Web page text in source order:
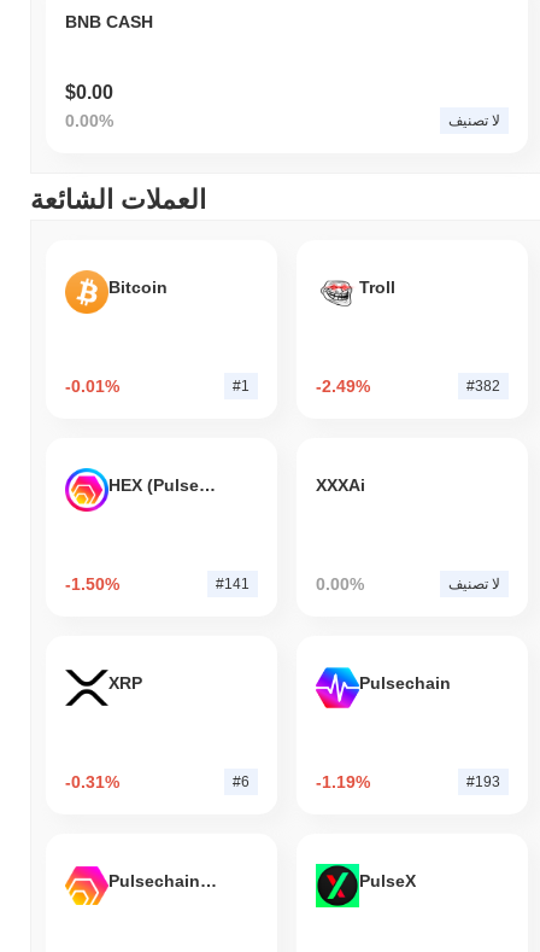
BNB CASH
$0.00
0.00% لا تصنيف
العملات الشائعة
Bitcoin
-0.01% #1
Troll
-2.49% #382
HEX (Pulsechain)
-1.50% #141
XXXAi
0.00% لا تصنيف
XRP
-0.31% #6
Pulsechain
-1.19% #193
Pulsechain Bridged HEX (Pulsechain) PulseX